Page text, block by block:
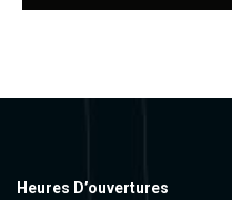
Heures D’ouvertures